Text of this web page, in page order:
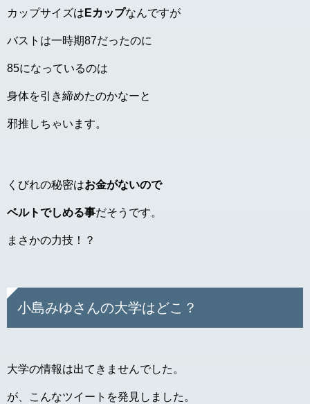
カップサイズは Eカップなんですが
バストは一時期87だったのに
85になっているのは
身体を引き締めたのかなーと
邪推しちゃいます。
くびれの秘密はお金がないので
ベルトでしめる事だそうです。
まさかの力技！？
小島みゆさんの大学はどこ？
大学の情報は出てきませんでした。
が、こんなツイートを発見しました。